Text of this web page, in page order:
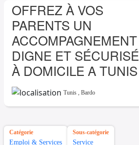
OFFREZ À VOS
PARENTS UN
ACCOMPAGNEMENT
DIGNE ET SÉCURISÉ
À DOMICILE A TUNIS
Tunis , Bardo
Catégorie
Emploi & Services
Sous-catégorie
Service